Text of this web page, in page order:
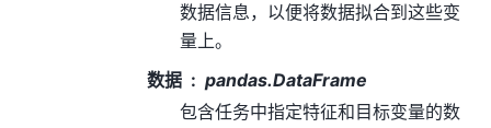
数据信息，以便将数据拟合到这些变
量上。
数据
pandas.DataFrame
包含任务中指定特征和目标变量的数